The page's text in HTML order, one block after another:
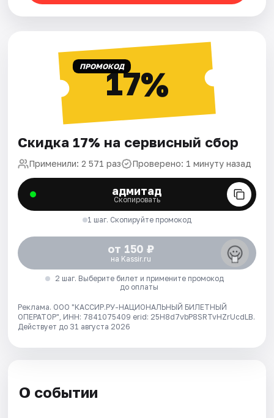
ПРОМОКОД17%
Скидка 17% на сервисный сбор
Применили: 2 571 раз Проверено: 1 минуту назад
адмитад
Скопировать
1 шаг. Скопируйте промокод
от 150 ₽
на Kassir.ru
2 шаг. Выберите билет и примените промокод
до оплаты
Реклама. ООО "КАССИР.РУ-НАЦИОНАЛЬНЫЙ БИЛЕТНЫЙ
ОПЕРАТОР", ИНН: 7841075409 erid: 25H8d7vbP8SRTvHZrUcdLB.
Действует до 31 августа 2026
О событии